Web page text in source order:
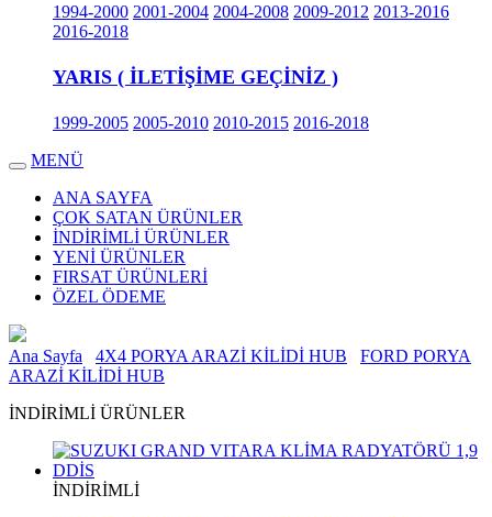
1994-2000 2001-2004 2004-2008 2009-2012 2013-2016
2016-2018
YARIS ( İLETİŞİME GEÇİNİZ )
1999-2005 2005-2010 2010-2015 2016-2018
MENÜ
ANA SAYFA
ÇOK SATAN ÜRÜNLER
İNDİRİMLİ ÜRÜNLER
YENİ ÜRÜNLER
FIRSAT ÜRÜNLERİ
ÖZEL ÖDEME
Ana Sayfa 4X4 PORYA ARAZİ KİLİDİ HUB
FORD PORYA
ARAZİ KİLİDİ HUB
İNDİRİMLİ ÜRÜNLER
İNDİRİMLİ